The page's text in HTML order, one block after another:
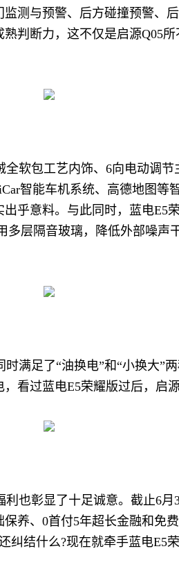
测与预警、后方碰撞预警、
判断力，这不仅是启源Q05
全软包工艺内饰、6向电动调
智能车机系统、高德地图等
乎意料。与此同时，蓝电E5
多层隔音玻璃，降低外部噪声
满足了“油换电”和“小换大”
看过蓝电E5荣耀版过后，启源
也彰显了十足诚意。截止6月
养、0首付5年超长金融和免
纠结什么?现在就牵手蓝电E5